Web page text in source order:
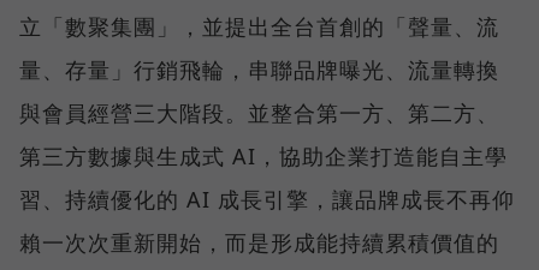
立「數聚集團」，並提出全台首創的「聲量、流
量、存量」行銷飛輪，串聯品牌曝光、流量轉換
與會員經營三大階段。並整合第一方、第二方、
第三方數據與生成式 AI，協助企業打造能自主學
習、持續優化的 AI 成長引擎，讓品牌成長不再仰
賴一次次重新開始，而是形成能持續累積價值的